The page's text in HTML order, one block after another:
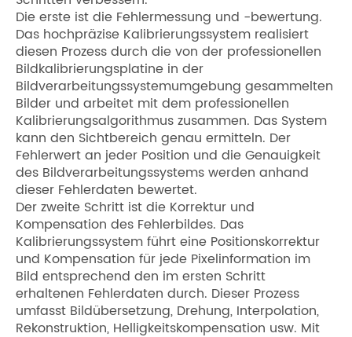
Die erste ist die Fehlermessung und -bewertung.
Das hochpräzise Kalibrierungssystem realisiert
diesen Prozess durch die von der professionellen
Bildkalibrierungsplatine in der
Bildverarbeitungssystemumgebung gesammelten
Bilder und arbeitet mit dem professionellen
Kalibrierungsalgorithmus zusammen. Das System
kann den Sichtbereich genau ermitteln. Der
Fehlerwert an jeder Position und die Genauigkeit
des Bildverarbeitungssystems werden anhand
dieser Fehlerdaten bewertet.
Der zweite Schritt ist die Korrektur und
Kompensation des Fehlerbildes. Das
Kalibrierungssystem führt eine Positionskorrektur
und Kompensation für jede Pixelinformation im
Bild entsprechend den im ersten Schritt
erhaltenen Fehlerdaten durch. Dieser Prozess
umfasst Bildübersetzung, Drehung, Interpolation,
Rekonstruktion, Helligkeitskompensation usw. Mit